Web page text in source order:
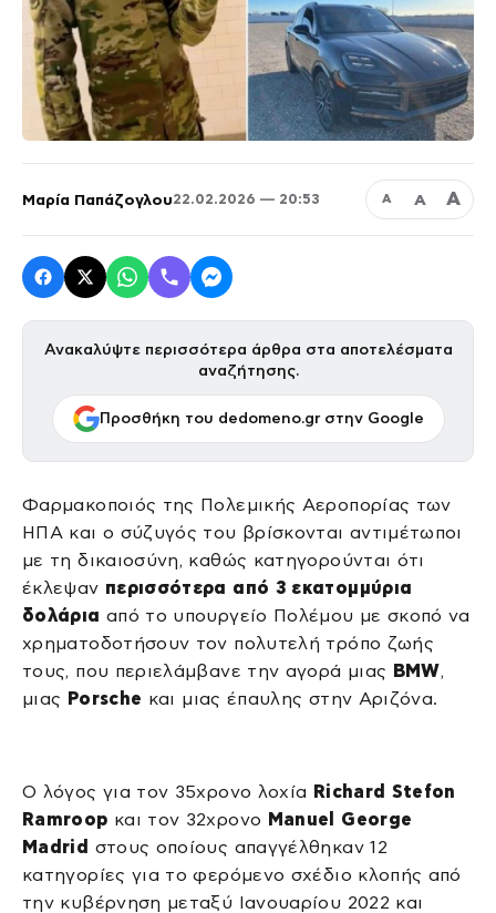
Μαρία Παπάζογλου22.02.2026 — 20:53 Α Α Α
Ανακαλύψτε περισσότερα άρθρα στα αποτελέσματα
αναζήτησης.
Προσθήκη του dedomeno.gr στην Google
Φαρμακοποιός της Πολεμικής Αεροπορίας των
ΗΠΑ και ο σύζυγός του βρίσκονται αντιμέτωποι
με τη δικαιοσύνη, καθώς κατηγορούνται ότι
έκλεψαν περισσότερα από 3 εκατομμύρια
δολάρια από το υπουργείο Πολέμου με σκοπό να
χρηματοδοτήσουν τον πολυτελή τρόπο ζωής
τους, που περιελάμβανε την αγορά μιας BMW,
μιας Porsche και μιας έπαυλης στην Αριζόνα.
Ο λόγος για τον 35χρονο λοχία Richard Stefon
Ramroop και τον 32χρονο Manuel George
Madrid στους οποίους απαγγέλθηκαν 12
κατηγορίες για το φερόμενο σχέδιο κλοπής από
την κυβέρνηση μεταξύ Ιανουαρίου 2022 και